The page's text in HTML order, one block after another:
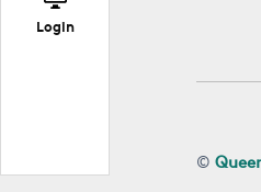
Login
©